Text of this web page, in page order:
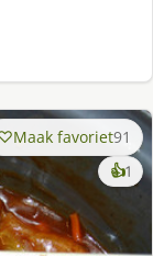
Maak favoriet91
👍1